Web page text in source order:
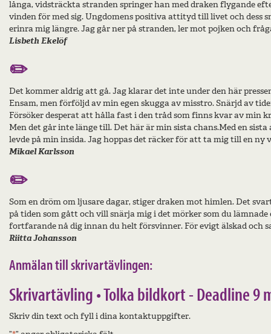
långa, vidsträckta stranden springer han med draken flygande
vinden för med sig. Ungdomens positiva attityd till livet och dess
erinra mig längre. Jag går ner på stranden, ler mot pojken och
Lisbeth Ekelöf
✏️
Det kommer aldrig att gå. Jag klarar det inte under den här
Ensam, men förföljd av min egen skugga av misstro. Snärjd av
Försöker desperat att hålla fast i den tråd som finns kvar av min
Men det går inte länge till. Det här är min sista chans.Med en
levde på min insida. Jag hoppas det räcker för att ta mig till en ny
Mikael Karlsson
✏️
Som en dröm om ljusare dagar, stiger draken mot himlen. Det
på tiden som gått och vill snärja mig i det mörker som du
fortfarande nå dig innan du helt försvinner. För evigt älskad och
Riitta Johansson
Anmälan till skrivartävlingen:
Skrivartävling • Tolka bildkort - Deadline 9
Skriv din text och fyll i dina kontaktuppgifter.